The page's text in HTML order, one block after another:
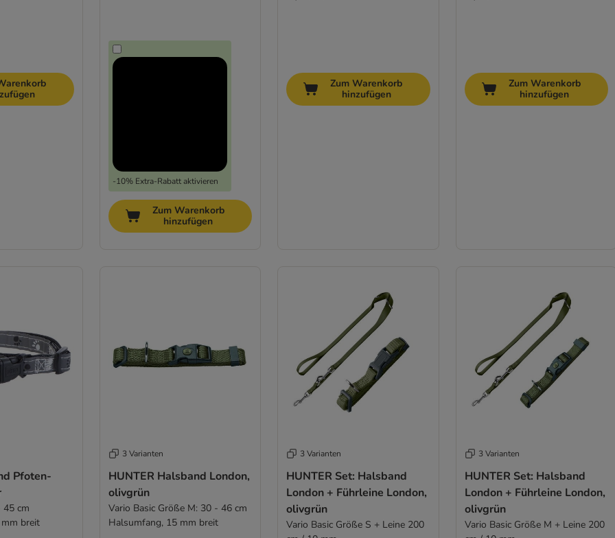
-10% Extra-Rabatt aktivieren
Zum Warenkorb
hinzufügen
Zum Warenkorb
hinzufügen
Zum Warenkorb
hinzufügen
Pfoten-
cm
breit
3 Varianten
HUNTER Halsband London,
olivgrün
Vario Basic Größe M: 30 - 46 cm
Halsumfang, 15 mm breit
3 Varianten
HUNTER Set: Halsband
London + Führleine London,
olivgrün
Vario Basic Größe S + Leine 200
3 Varianten
HUNTER Set: Halsband
London + Führleine London,
olivgrün
Vario Basic Größe M + Leine 200